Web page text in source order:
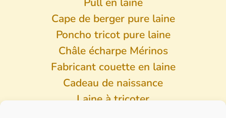
Cape de berger pure laine
Poncho tricot pure laine
Châle écharpe Mérinos
Fabricant couette en laine
Cadeau de naissance
Laine à tricoter